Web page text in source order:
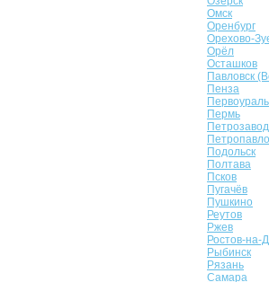
Омск
Оренбург
Орехово-
Орёл
Осташков
Павловск
Пенза
Пермь
Подольск
Полтава
Псков
Пугачёв
Пушкино
Реутов
Ржев
Ростов-на-
Рыбинск
Рязань
Самара